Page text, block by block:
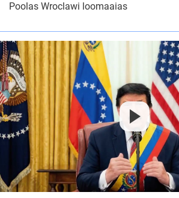
Poolas Wroclawi loomaaias